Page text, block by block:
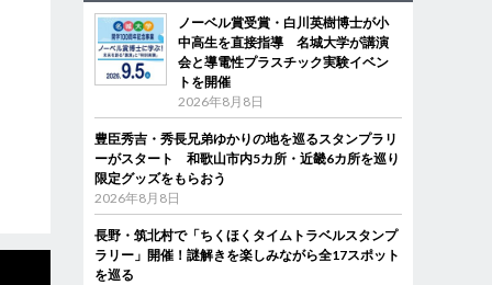
ノーベル賞受賞・白川英樹博士が小
中高生を直接指導 名城大学が講演
会と導電性プラスチック実験イベン
トを開催
2026年8月8日
豊臣秀吉・秀長兄弟ゆかりの地を巡るスタンプラリ
ーがスタート 和歌山市内5カ所・近畿6カ所を巡り
限定グッズをもらおう
2026年8月8日
長野・筑北村で「ちくほくタイムトラベルスタンプ
ラリー」開催！謎解きを楽しみながら全17スポット
を巡る